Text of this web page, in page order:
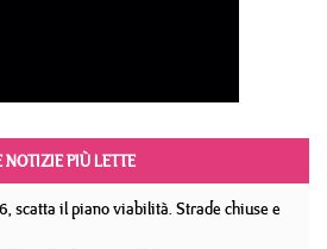
NOTIZIE PIÙ LETTE
scatta il piano viabilità. Strade chiuse e